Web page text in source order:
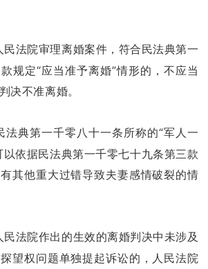
民法院审理离婚案件，符合民法典第一
规定“应当准予离婚”情形的，不应当
决不准离婚。
法典第一千零八十一条所称的“军人一
以依据民法典第一千零七十九条第三款
其他重大过错导致夫妻感情破裂的情
民法院作出的生效的离婚判决中未涉及
望权问题单独提起诉讼的，人民法院